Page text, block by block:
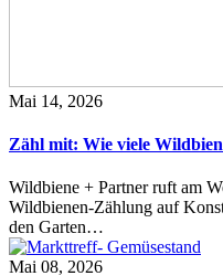
Mai 14, 2026
Zähl mit: Wie viele
Wildbiene + Partner ruft am
Wildbienen-Zählung auf
den Garten…
Mai 08, 2026